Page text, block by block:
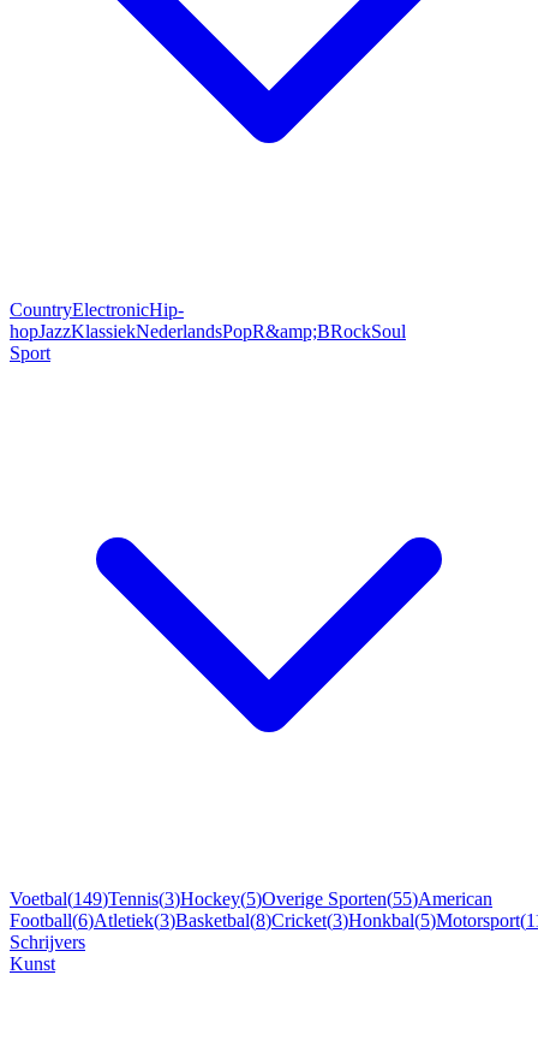
CountryElectronicHip-
hopJazzKlassiekNederlandsPopR&amp;BRockSoul
Sport
Voetbal(149)Tennis(3)Hockey(5)Overige Sporten(55)American
Football(6)Atletiek(3)Basketbal(8)Cricket(3)Honkbal(5)Motorsport(
Schrijvers
Kunst